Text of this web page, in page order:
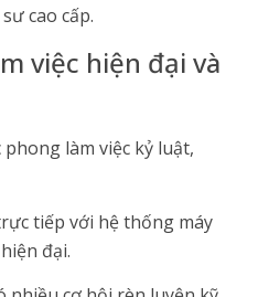
cao cấp.
việc hiện đại và
làm việc kỷ luật,
tiếp với hệ thống máy
đại.